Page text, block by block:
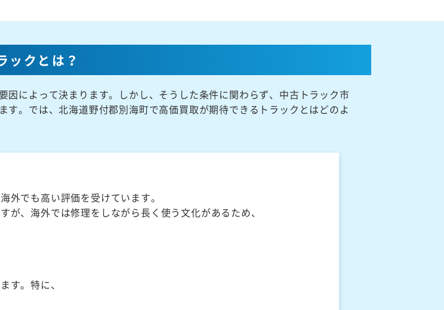
ックとは？
因によって決まります。しかし、そうした条件に関わらず、中古トラック市
。では、北海道野付郡別海町で高価買取が期待できるトラックとはどのよ
外でも高い評価を受けています。
、海外では修理をしながら長く使う文化があるため、
す。特に、